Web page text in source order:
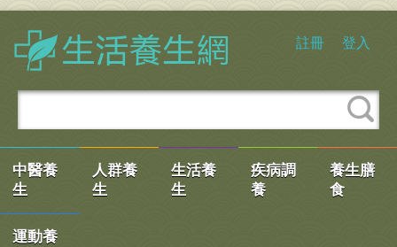
註冊 登入
中醫養
生
人群養
生
生活養
生
疾病調
養
養生膳
食
運動養